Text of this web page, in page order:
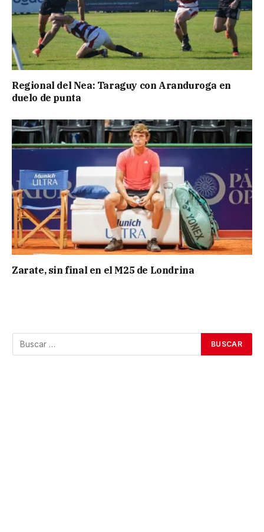
Regional del Nea: Taraguy con Aranduroga en
duelo de punta
Zarate, sin final en el M25 de Londrina